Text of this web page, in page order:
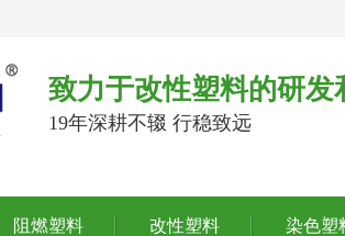
致力于改性塑料的研发
19年深耕不辍 行稳致远
阻燃塑料 改性塑料 染色塑